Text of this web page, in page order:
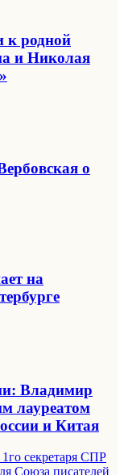
к родной
и Николая
о
на
Владимир
лауреатом
и Китая
секретаря СПР
Союза писателей